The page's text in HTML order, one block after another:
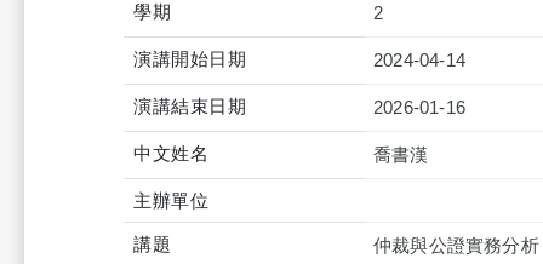
學期 2
演講開始日期 2024-04-14
演講結束日期 2026-01-16
中文姓名 喬書漢
主辦單位
講題 仲裁與公證實務分析